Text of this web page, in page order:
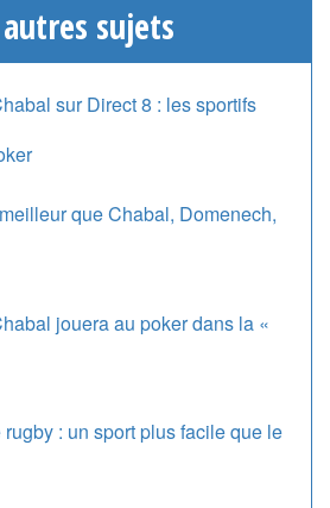
sujets
sur Direct 8 : les sportifs
que Chabal, Domenech,
jouera au poker dans la «
: un sport plus facile que le